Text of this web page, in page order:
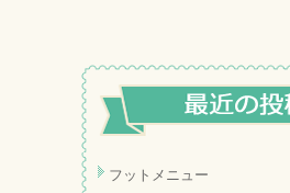
フットメニュー